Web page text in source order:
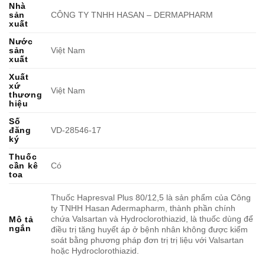
Nhà
sản
xuất
CÔNG TY TNHH HASAN – DERMAPHARM
Nước
sản
xuất
Việt Nam
Xuất
xứ
thương
hiệu
Việt Nam
Số
đăng
ký
VD-28546-17
Thuốc
cần kê
toa
Có
Mô tả
ngắn
Thuốc Hapresval Plus 80/12,5 là sản phẩm của Công
ty TNHH Hasan Adermapharm, thành phần chính
chứa Valsartan và Hydroclorothiazid, là thuốc dùng để
điều trị tăng huyết áp ở bệnh nhân không được kiểm
soát bằng phương pháp đơn trị trị liệu với Valsartan
hoặc Hydroclorothiazid.